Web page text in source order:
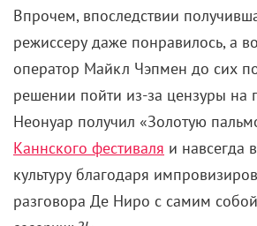
Впрочем, впоследствии
режиссеру даже понравилось, а
оператор Майкл Чэпмен до сих
решении пойти из-за цензуры на
Неонуар получил «Золотую
Каннского фестиваля и навсегда
культуру благодаря
разговора Де Ниро с самим